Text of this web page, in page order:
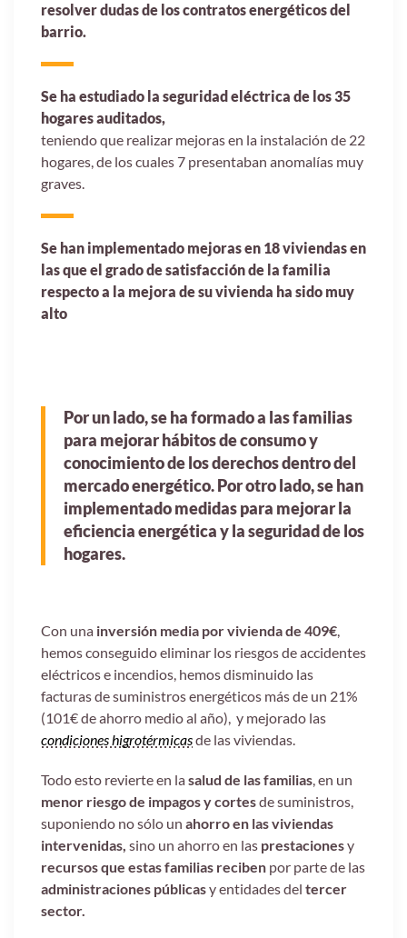
resolver dudas de los contratos energéticos del
barrio.
Se ha estudiado la seguridad eléctrica de los 35
hogares auditados,
teniendo que realizar mejoras en la instalación de 22
hogares, de los cuales 7 presentaban anomalías muy
graves.
Se han implementado mejoras en 18 viviendas en
las que el grado de satisfacción de la familia
respecto a la mejora de su vivienda ha sido muy
alto
Por un lado, se ha formado a las familias
para mejorar hábitos de consumo y
conocimiento de los derechos dentro del
mercado energético. Por otro lado, se han
implementado medidas para mejorar la
eficiencia energética y la seguridad de los
hogares.
Con una inversión media por vivienda de 409€,
hemos conseguido eliminar los riesgos de accidentes
eléctricos e incendios, hemos disminuido las
facturas de suministros energéticos más de un 21%
(101€ de ahorro medio al año), y mejorado las
condiciones higrotérmicasde las viviendas.
Todo esto revierte en lasalud de las familias, en un
menor riesgo de impagos y cortesde suministros,
suponiendo no sólo un ahorro en las viviendas
intervenidas, sino un ahorro en las prestacionesy
recursosque estas familias reciben por parte de las
administraciones públicasy entidades del tercer
sector.